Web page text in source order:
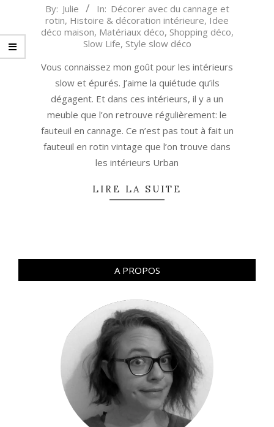
2021-
06-
11
By: Julie In: Décorer avec du cannage et
rotin, Histoire & décoration intérieure, Idee
déco maison, Matériaux déco, Shopping déco,
Slow Life, Style slow déco
Vous connaissez mon goût pour les intérieurs
slow et épurés. J’aime la quiétude qu’ils
dégagent. Et dans ces intérieurs, il y a un
meuble que l’on retrouve régulièrement: le
fauteuil en cannage. Ce n’est pas tout à fait un
fauteuil en rotin vintage que l’on trouve dans
les intérieurs Urban
LIRE LA SUITE
A PROPOS